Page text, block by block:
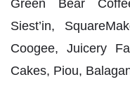
Green Bear
Siest’in,
Coogee, Juicery
Cakes, Piou,